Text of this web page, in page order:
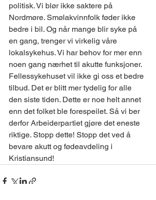
politisk. Vi blør ikke saktere på
Nordmøre. Smølakvinnfolk føder ikke
bedre i bil. Og når mange blir syke på
en gang, trenger vi virkelig våre
lokalsykehus. Vi har behov for mer enn
noen gang nærhet til akutte funksjoner.
Fellessykehuset vil ikke gi oss et bedre
tilbud. Det er blitt mer tydelig for alle
den siste tiden. Dette er noe helt annet
enn det folket ble forespeilet. Så vi ber
derfor Arbeiderpartiet gjøre det eneste
riktige. Stopp dette! Stopp det ved å
bevare akutt og fødeavdeling i
Kristiansund!